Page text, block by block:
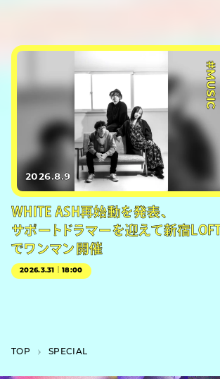
#MUSIC
2026.8.9
WHITE ASH再始動を発表、
サポートドラマーを迎えて新宿
でワンマン開催
2026.3.31｜18:00
TOP SPECIAL